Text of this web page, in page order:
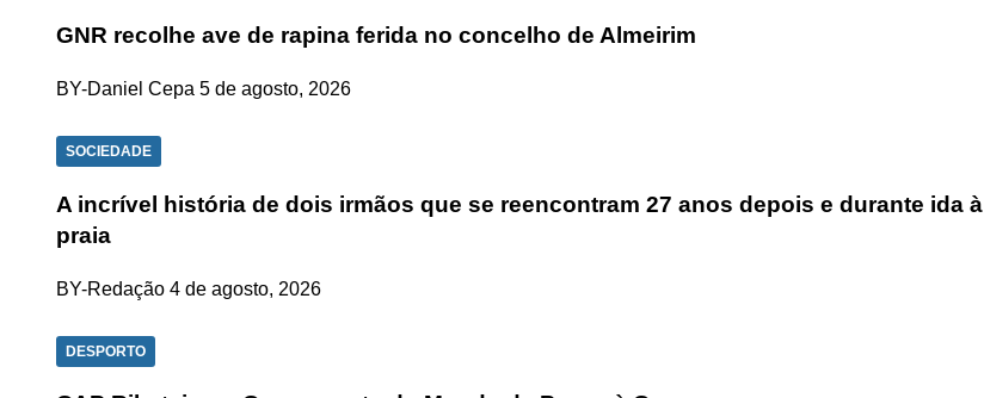
GNR recolhe ave de rapina ferida no concelho de Almeirim
BY-Daniel Cepa 5 de agosto, 2026
SOCIEDADE
A incrível história de dois irmãos que se reencontram 27 anos depois e durante ida à
praia
BY-Redação 4 de agosto, 2026
DESPORTO